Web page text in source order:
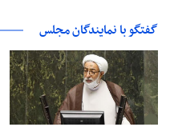
گفتگو با نمایندگان مجلس